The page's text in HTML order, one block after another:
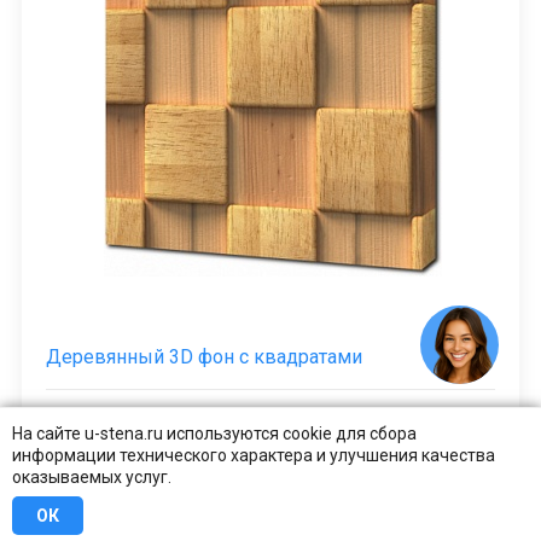
На сайте u-stena.ru используются cookie для сбора
информации технического характера и улучшения качества
оказываемых услуг.
ОК
Деревянный 3D фон с квадратами
КУПИТЬ В 1 КЛИК
от 2000 ₽